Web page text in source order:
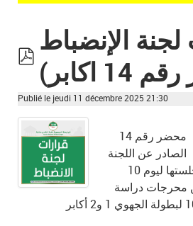
pdf
الإنضباط
اكابر)
Publié le jeudi 11 décembre 2025 21:30
محضر رقم 14
الصادر عن اللجنة
الجهوية للانضباط، في جلستها ليوم 10
المتضمن محرجات دراسة